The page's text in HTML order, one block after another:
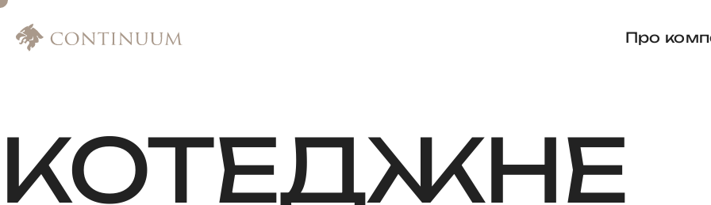
Про
КОТЕДЖНЕ